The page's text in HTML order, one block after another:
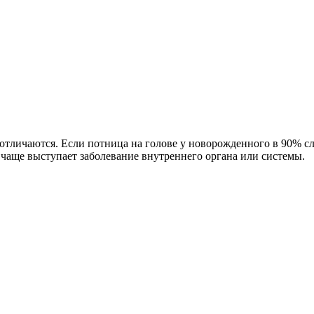
Если потница на голове у новорожденного в 90%
выступает заболевание внутреннего органа или системы.